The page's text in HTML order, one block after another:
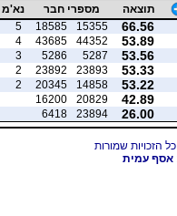
תוצאה מספרי חבר
נא'מ
66.56
15355
18585
5
53.89
44352
43685
4
53.56
5287
5286
3
53.33
23893
23892
2
53.22
14858
20345
2
42.89
20829
16200
26.00
23894
6418
אסף עמית